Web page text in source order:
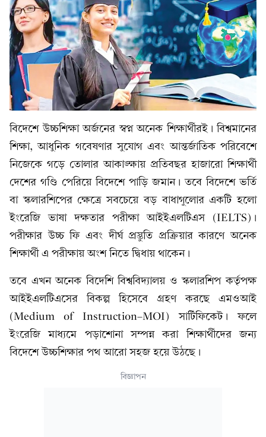
বিদেশে উচ্চশিক্ষা অর্জনের স্বপ্ন অনেক শিক্ষার্থীরই। বিশ্বমানের
শিক্ষা, আধুনিক গবেষণার সুযোগ এবং আন্তর্জাতিক পরিবেশে
নিজেকে গড়ে তোলার আকাঙ্ক্ষায় প্রতিবছর হাজারো শিক্ষার্থী
দেশের গণ্ডি পেরিয়ে বিদেশে পাড়ি জমান। তবে বিদেশে ভর্তি
বা স্কলারশিপের ক্ষেত্রে সবচেয়ে বড় বাধাগুলোর একটি হলো
ইংরেজি ভাষা দক্ষতার পরীক্ষা আইইএলটিএস (IELTS)।
পরীক্ষার উচ্চ ফি এবং দীর্ঘ প্রস্তুতি প্রক্রিয়ার কারণে অনেক
শিক্ষার্থী এ পরীক্ষায় অংশ নিতে দ্বিধায় থাকেন।
তবে এখন অনেক বিদেশি বিশ্ববিদ্যালয় ও স্কলারশিপ কর্তৃপক্ষ
আইইএলটিএসের বিকল্প হিসেবে গ্রহণ করছে এমওআই
(Medium of Instruction–MOI) সার্টিফিকেট। ফলে
ইংরেজি মাধ্যমে পড়াশোনা সম্পন্ন করা শিক্ষার্থীদের জন্য
বিদেশে উচ্চশিক্ষার পথ আরো সহজ হয়ে উঠছে।
বিজ্ঞাপন